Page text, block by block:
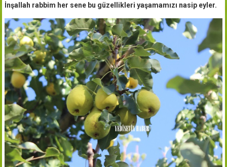
İnşallah rabbim her sene bu güzellikleri yaşamamızı nasip eyler.